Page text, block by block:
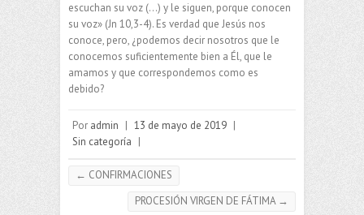
escuchan su voz (…) y le siguen, porque conocen
su voz» (Jn 10,3-4). Es verdad que Jesús nos
conoce, pero, ¿podemos decir nosotros que le
conocemos suficientemente bien a Él, que le
amamos y que correspondemos como es
debido?
Por admin | 13 de mayo de 2019 |
Sin categoría |
← CONFIRMACIONES
PROCESIÓN VIRGEN DE FÁTIMA →